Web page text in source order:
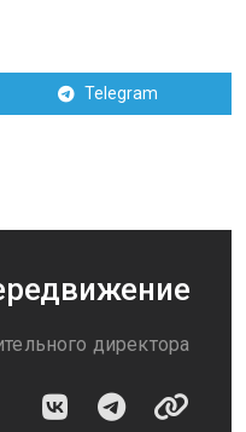
Telegram
директора